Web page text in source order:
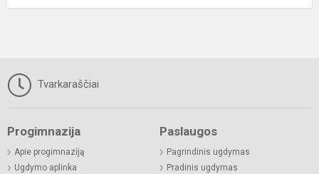
Tvarkaraščiai
Progimnazija
Apie progimnaziją
Ugdymo aplinka
Paslaugos
Pagrindinis ugdymas
Pradinis ugdymas